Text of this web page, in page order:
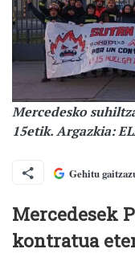
Mercedesko
15etik. Argazkia:
Gehitu
Mercedesek
kontratua